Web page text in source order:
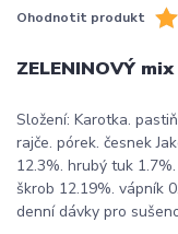
Ohodnotit produkt
ZELENINOVÝ
Složení: Karotka.
rajče. pórek. česnek
12.3%. hrubý tuk
škrob 12.19%. vápník
denní dávky pro